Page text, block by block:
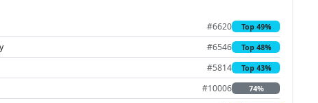
#6620 Top 49%
#6546 Top 48%
#5814 Top 43%
#10006 74%